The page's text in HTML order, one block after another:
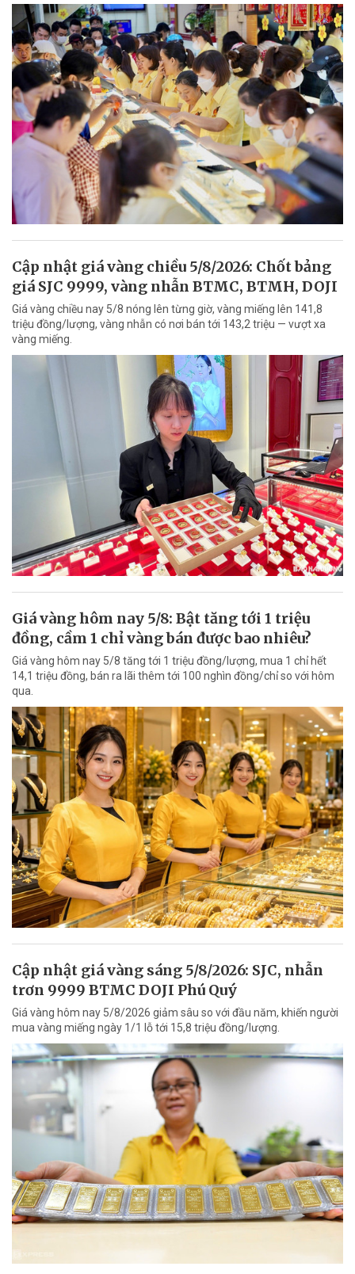
Cập nhật giá vàng chiều 5/8/2026: Chốt bảng
giá SJC 9999, vàng nhẫn BTMC, BTMH, DOJI
Giá vàng chiều nay 5/8 nóng lên từng giờ, vàng miếng lên 141,8
triệu đồng/lượng, vàng nhẫn có nơi bán tới 143,2 triệu — vượt xa
vàng miếng.
Giá vàng hôm nay 5/8: Bật tăng tới 1 triệu
đồng, cầm 1 chỉ vàng bán được bao nhiêu?
Giá vàng hôm nay 5/8 tăng tới 1 triệu đồng/lượng, mua 1 chỉ hết
14,1 triệu đồng, bán ra lãi thêm tới 100 nghìn đồng/chỉ so với hôm
qua.
Cập nhật giá vàng sáng 5/8/2026: SJC, nhẫn
trơn 9999 BTMC DOJI Phú Quý
Giá vàng hôm nay 5/8/2026 giảm sâu so với đầu năm, khiến người
mua vàng miếng ngày 1/1 lỗ tới 15,8 triệu đồng/lượng.